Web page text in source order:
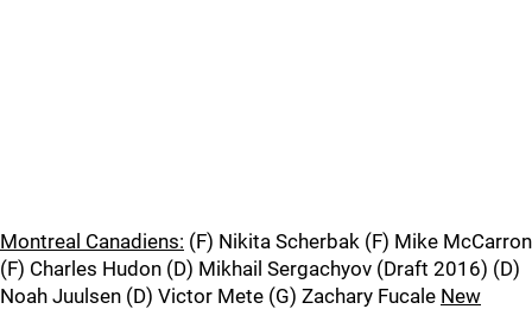
Montreal Canadiens: (F) Nikita Scherbak (F) Mike McCarron
(F) Charles Hudon (D) Mikhail Sergachyov (Draft 2016) (D)
Noah Juulsen (D) Victor Mete (G) Zachary Fucale New